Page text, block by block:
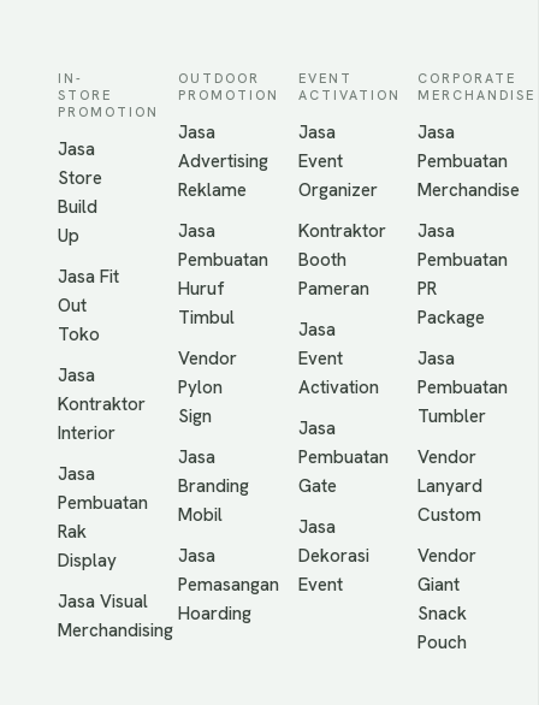
IN-
STORE
PROMOTION
Jasa
Store
Build
Up
Jasa Fit
Out
Toko
Jasa
Kontraktor
Interior
Jasa
Pembuatan
Rak
Display
Jasa Visual
Merchandising
OUTDOOR
PROMOTION
Jasa
Advertising
Reklame
Jasa
Pembuatan
Huruf
Timbul
Vendor
Pylon
Sign
Jasa
Branding
Mobil
Jasa
Pemasangan
Hoarding
EVENT
ACTIVATION
Jasa
Event
Organizer
Kontraktor
Booth
Pameran
Jasa
Event
Activation
Jasa
Pembuatan
Gate
Jasa
Dekorasi
Event
CORPORATE
MERCHANDISE
Jasa
Pembuatan
Merchandise
Jasa
Pembuatan
PR
Package
Jasa
Pembuatan
Tumbler
Vendor
Lanyard
Custom
Vendor
Giant
Snack
Pouch